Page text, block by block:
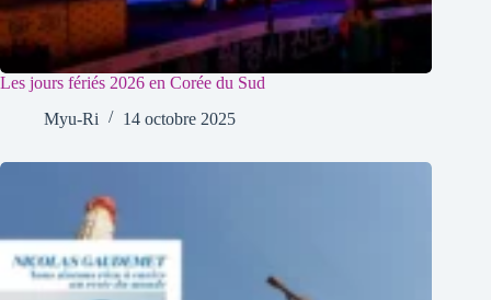
Les jours fériés 2026 en Corée du Sud
Myu-Ri
14 octobre 2025